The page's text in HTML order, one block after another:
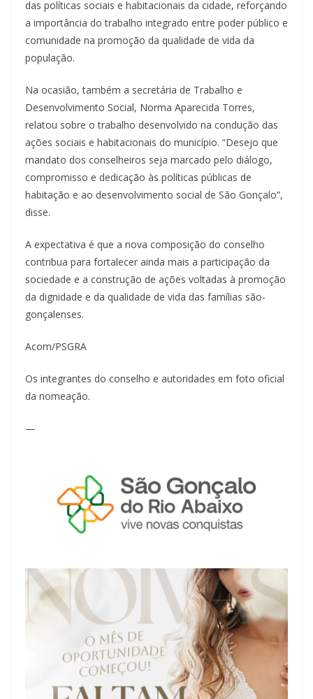
das políticas sociais e habitacionais da cidade, reforçando
a importância do trabalho integrado entre poder público e
comunidade na promoção da qualidade de vida da
população.
Na ocasião, também a secretária de Trabalho e
Desenvolvimento Social, Norma Aparecida Torres,
relatou sobre o trabalho desenvolvido na condução das
ações sociais e habitacionais do município. “Desejo que
mandato dos conselheiros seja marcado pelo diálogo,
compromisso e dedicação às políticas públicas de
habitação e ao desenvolvimento social de São Gonçalo”,
disse.
A expectativa é que a nova composição do conselho
contribua para fortalecer ainda mais a participação da
sociedade e a construção de ações voltadas à promoção
da dignidade e da qualidade de vida das famílias são-
gonçalenses.
Acom/PSGRA
Os integrantes do conselho e autoridades em foto oficial
da nomeação.
—